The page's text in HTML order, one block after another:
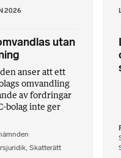
2026
utan
anser att ett
omvandling
av fordringar
bolag inte ger
, Skatterätt